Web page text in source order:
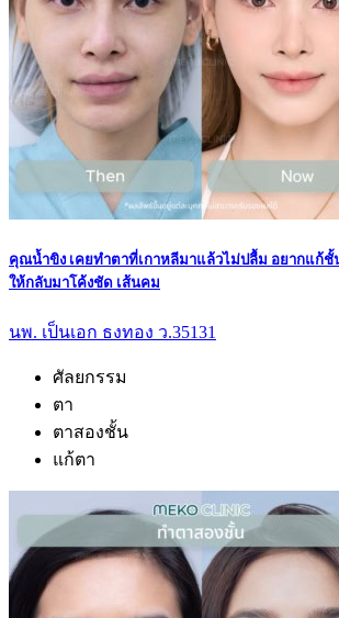
คุณน้ำขิง เคยทำตาที่เกาหลีมาแล้วไม่ปลื้ม อยากแก้
ให้กลับมาโค้งชัด เส้นคม
นพ. เป็นเอก ธงทอง ว.35131
ศัลยกรรม
ตา
ตาสองชั้น
แก้ตา